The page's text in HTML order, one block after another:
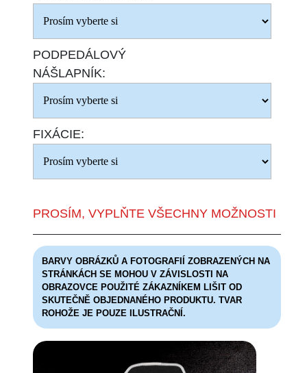
PODPEDÁLOVÝ
NÁŠLAPNÍK:
FIXÁCIE:
PROSÍM, VYPLŇTE VŠECHNY MOŽNOSTI
BARVY OBRÁZKŮ A FOTOGRAFIÍ ZOBRAZENÝCH NA
STRÁNKÁCH SE MOHOU V ZÁVISLOSTI NA
OBRAZOVCE POUŽITÉ ZÁKAZNÍKEM LIŠIT OD
SKUTEČNĚ OBJEDNANÉHO PRODUKTU. TVAR
ROHOŽE JE POUZE ILUSTRAČNÍ.